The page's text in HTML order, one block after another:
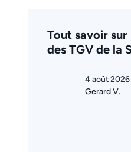
Tout savoir
des TGV de la
4 août 2026
Gerard V.